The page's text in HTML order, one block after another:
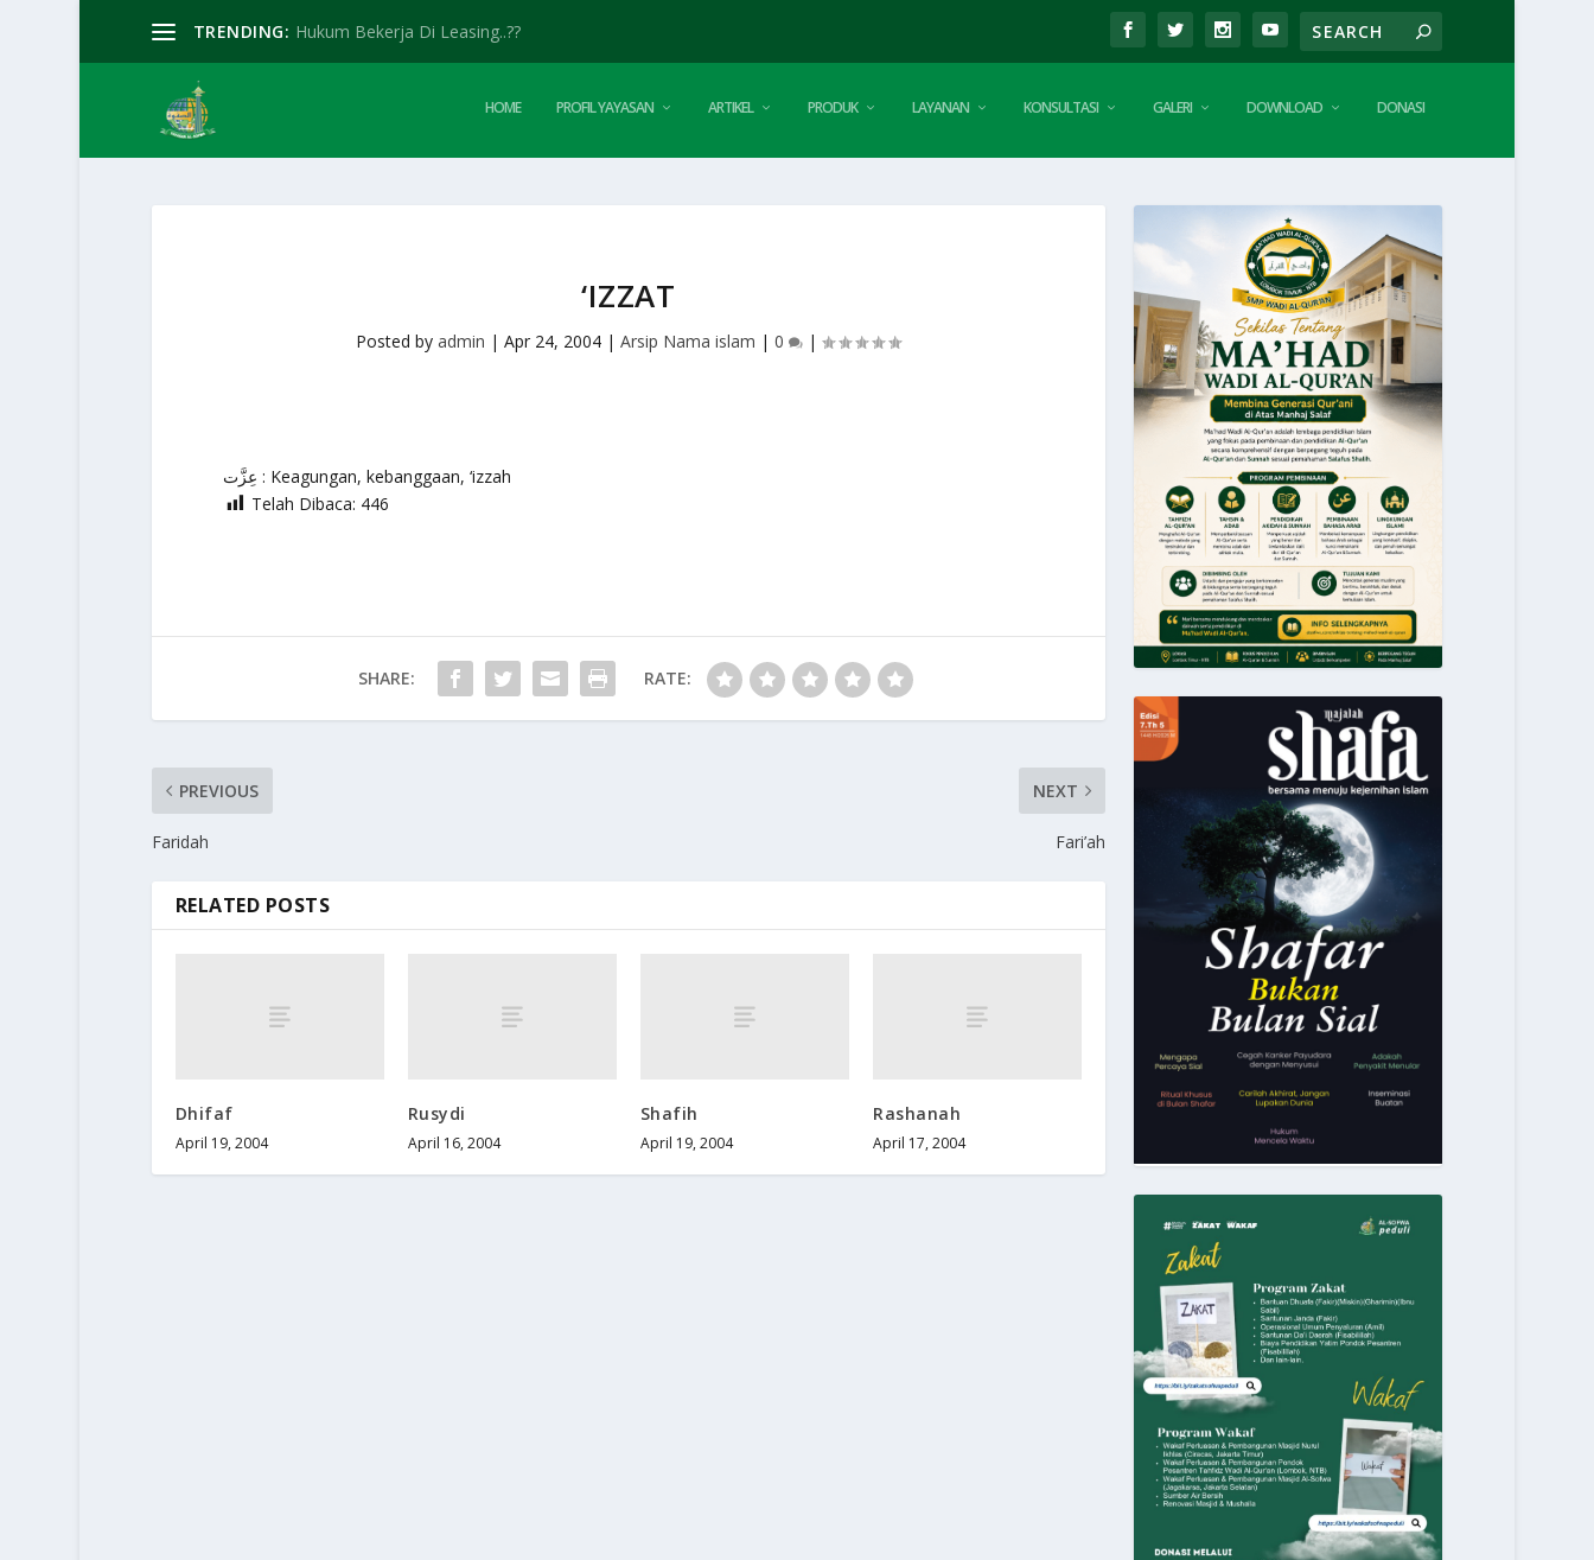
TRENDING: Hukum Bekerja Di Leasing..??
HOME PROFIL YAYASAN ARTIKEL PRODUK LAYANAN KONSULTASI GALERI DOWNLOAD DONASI
‘IZZAT
Posted byadmin |Apr 24, 2004 |Arsip Nama islam |0 |
عِزَّت : Keagungan, kebanggaan, ‘izzah
Telah Dibaca: 446
SHARE: RATE:
PREVIOUS
Faridah
NEXT
Fari’ah
RELATED POSTS
Dhifaf
April 19, 2004
Rusydi
April 16, 2004
Shafih
April 19, 2004
Rashanah
April 17, 2004